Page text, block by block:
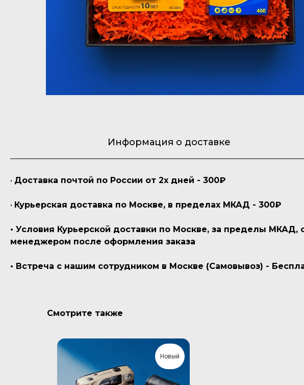
Информация о доставке
• Доставка почтой по России от 2х дней - 300₽
• Курьерская доставка по Москве, в пределах МКАД - 300₽
• Условия Курьерской доставки по Москве, за пределы МКАД,
менеджером после оформления заказа
• Встреча с нашим сотрудником в Москве (Самовывоз) -
Смотрите также
Новый